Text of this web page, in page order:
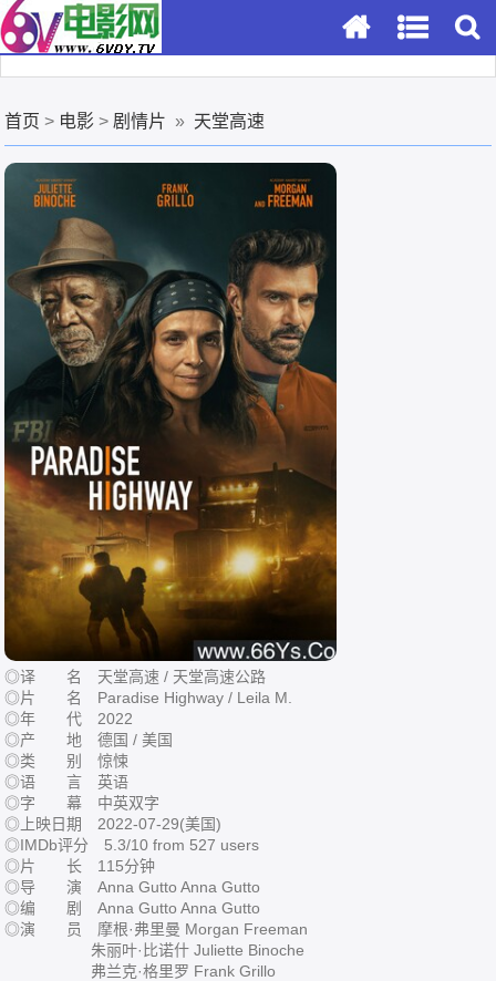
首页 > 电影 > 剧情片 » 天堂高速
◎译 名 天堂高速 / 天堂高速公路
◎片 名 Paradise Highway / Leila M.
◎年 代 2022
◎产 地 德国 / 美国
◎类 别 惊悚
◎语 言 英语
◎字 幕 中英双字
◎上映日期 2022-07-29(美国)
◎IMDb评分 5.3/10 from 527 users
◎片 长 115分钟
◎导 演 Anna Gutto Anna Gutto
◎编 剧 Anna Gutto Anna Gutto
◎演 员 摩根·弗里曼 Morgan Freeman
朱丽叶·比诺什 Juliette Binoche
弗兰克·格里罗 Frank Grillo